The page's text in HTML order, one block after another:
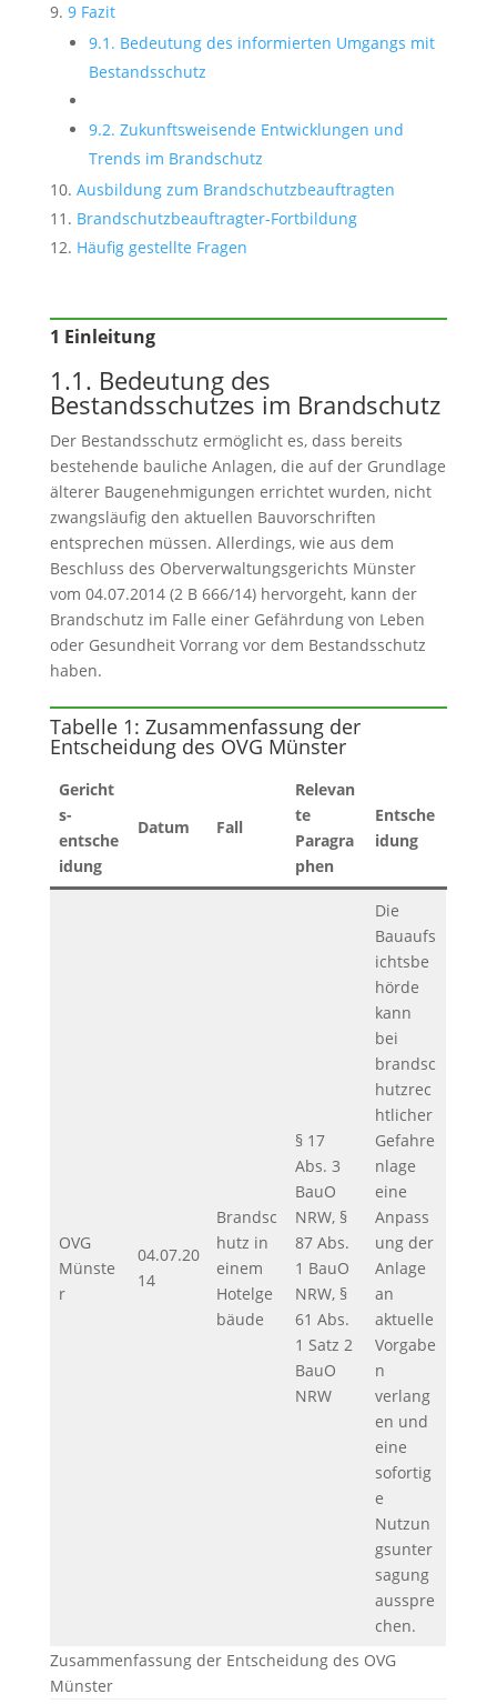
9 Fazit
9.1. Bedeutung des informierten Umgangs mit
Bestandsschutz
9.2. Zukunftsweisende Entwicklungen und
Trends im Brandschutz
Ausbildung zum Brandschutzbeauftragten
Brandschutzbeauftragter-Fortbildung
Häufig gestellte Fragen
1 Einleitung
1.1. Bedeutung des
Bestandsschutzes im Brandschutz
Der Bestandsschutz ermöglicht es, dass bereits
bestehende bauliche Anlagen, die auf der Grundlage
älterer Baugenehmigungen errichtet wurden, nicht
zwangsläufig den aktuellen Bauvorschriften
entsprechen müssen. Allerdings, wie aus dem
Beschluss des Oberverwaltungsgerichts Münster
vom 04.07.2014 (2 B 666/14) hervorgeht, kann der
Brandschutz im Falle einer Gefährdung von Leben
oder Gesundheit Vorrang vor dem Bestandsschutz
haben.
Tabelle 1: Zusammenfassung der
Entscheidung des OVG Münster
Gericht
s-
entsche
idung
Datum Fall
Relevan
te
Paragra
phen
Entsche
idung
OVG
Münste
r
04.07.20
14
Brandsc
hutz in
einem
Hotelge
bäude
§ 17
Abs. 3
BauO
NRW, §
87 Abs.
1 BauO
NRW, §
61 Abs.
1 Satz 2
BauO
NRW
Die
Bauaufs
ichtsbe
hörde
kann
bei
brandsc
hutzrec
htlicher
Gefahre
nlage
eine
Anpass
ung der
Anlage
an
aktuelle
Vorgabe
n
verlang
en und
eine
sofortig
e
Nutzun
gsunter
sagung
ausspre
chen.
Zusammenfassung der Entscheidung des OVG
Münster